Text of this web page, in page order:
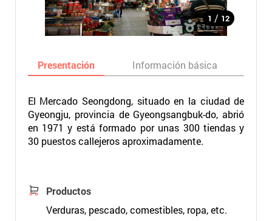
1 / 12
Presentación Información básica
El Mercado Seongdong, situado en la ciudad de
Gyeongju, provincia de Gyeongsangbuk-do, abrió
en 1971 y está formado por unas 300 tiendas y
30 puestos callejeros aproximadamente.
Productos
Verduras, pescado, comestibles, ropa, etc.